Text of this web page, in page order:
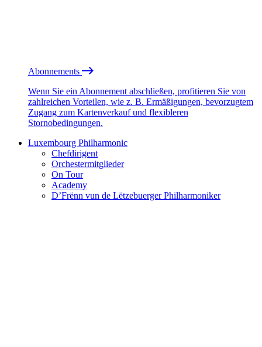
Abonnements
Wenn Sie ein Abonnement abschließen, profitieren Sie von
zahlreichen Vorteilen, wie z. B. Ermäßigungen, bevorzugtem
Zugang zum Kartenverkauf und flexibleren
Stornobedingungen.
Luxembourg Philharmonic
Chefdirigent
Orchestermitglieder
On Tour
Academy
D’Frënn vun de Lëtzebuerger Philharmoniker